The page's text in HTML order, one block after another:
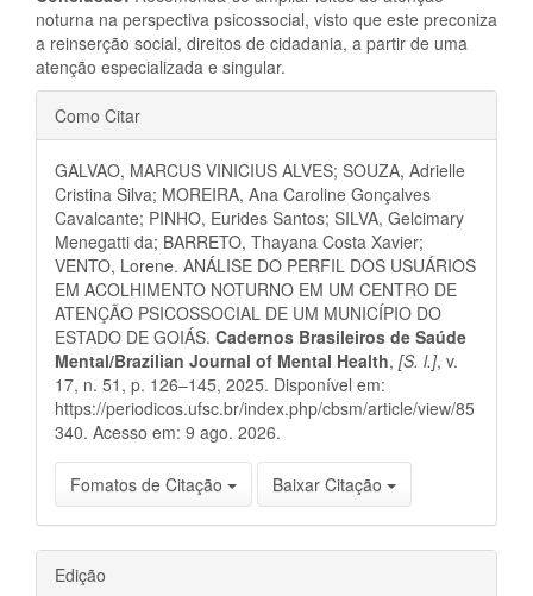
noturna na perspectiva psicossocial, visto que este preconiza
a reinserção social, direitos de cidadania, a partir de uma
atenção especializada e singular.
Detalhes
do
artigo
Como Citar
GALVAO, MARCUS VINICIUS ALVES; SOUZA, Adrielle
Cristina Silva; MOREIRA, Ana Caroline Gonçalves
Cavalcante; PINHO, Eurides Santos; SILVA, Gelcimary
Menegatti da; BARRETO, Thayana Costa Xavier;
VENTO, Lorene. ANÁLISE DO PERFIL DOS USUÁRIOS
EM ACOLHIMENTO NOTURNO EM UM CENTRO DE
ATENÇÃO PSICOSSOCIAL DE UM MUNICÍPIO DO
ESTADO DE GOIÁS. Cadernos Brasileiros de Saúde
Mental/Brazilian Journal of Mental Health, [S. l.], v.
17, n. 51, p. 126–145, 2025. Disponível em:
https://periodicos.ufsc.br/index.php/cbsm/article/view/85
340. Acesso em: 9 ago. 2026.
Fomatos de Citação Baixar Citação
Edição